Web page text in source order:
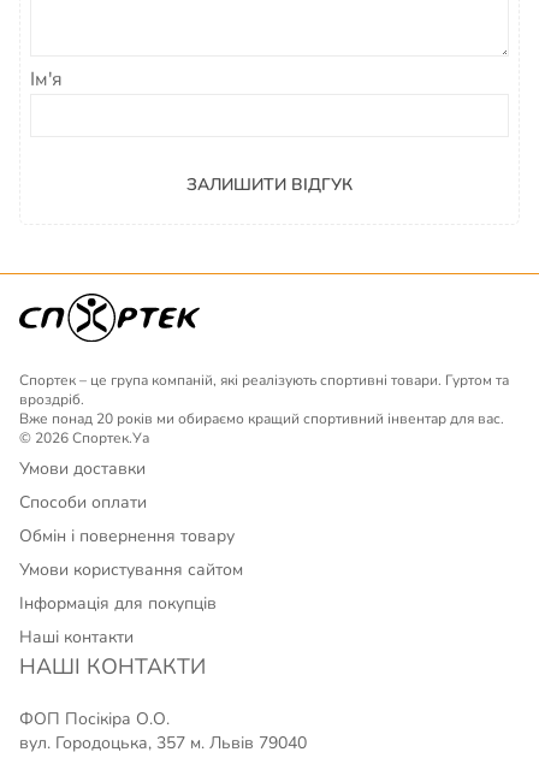
Ім'я
ЗАЛИШИТИ ВІДГУК
Спортек – це група компаній, які реалізують спортивні товари. Гуртом та
вроздріб.
Вже понад 20 років ми обираємо кращий спортивний інвентар для вас.
© 2026 Спортек.Уа
Умови доставки
Способи оплати
Обмін і повернення товару
Умови користування сайтом
Інформація для покупців
Наші контакти
НАШІ КОНТАКТИ
ФОП Посікіра О.О.
вул. Городоцька, 357 м. Львів 79040